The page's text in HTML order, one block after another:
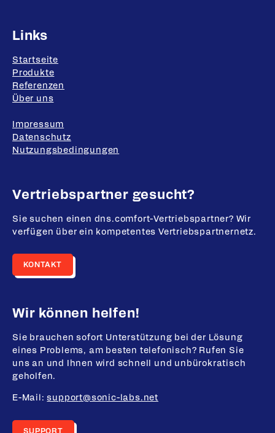
Links
Startseite
Produkte
Referenzen
Über uns
Impressum
Datenschutz
Nutzungsbedingungen
Vertriebspartner gesucht?
Sie suchen einen dns.comfort-Vertriebspartner? Wir
verfügen über ein kompetentes Vertriebspartnernetz.
KONTAKT
Wir können helfen!
Sie brauchen sofort Unterstützung bei der Lösung
eines Problems, am besten telefonisch? Rufen Sie
uns an und Ihnen wird schnell und unbürokratisch
geholfen.
E-Mail:support@sonic-labs.net
SUPPORT